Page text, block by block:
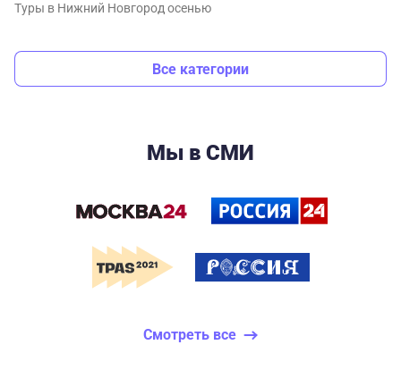
Туры в Нижний Новгород осенью
Все категории
Мы в СМИ
Смотреть все